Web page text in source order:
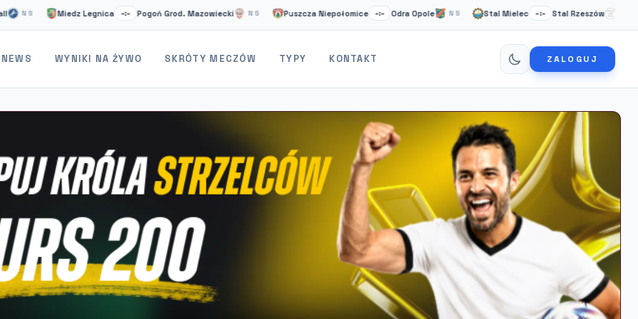
Miedz Legnica –:– Pogoń Grod. Mazowiecki NS Puszcza Niepołomice –:– Odra Opole NS Stal Mielec –:– Stal Rzeszów NS
NEWS WYNIKI NA ŻYWO SKRÓTY MECZÓW TYPY KONTAKT ZALOGUJ